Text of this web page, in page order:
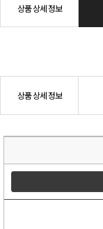
상품 상세 정보
상품 상세 정보